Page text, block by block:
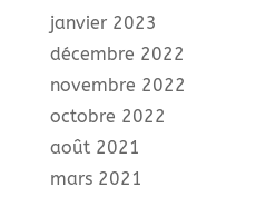
janvier 2023
décembre 2022
novembre 2022
octobre 2022
août 2021
mars 2021